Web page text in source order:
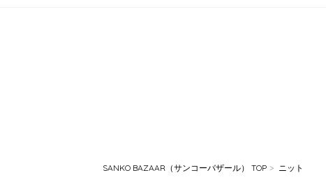
SANKO BAZAAR（サンコーバザール） TOP ニット